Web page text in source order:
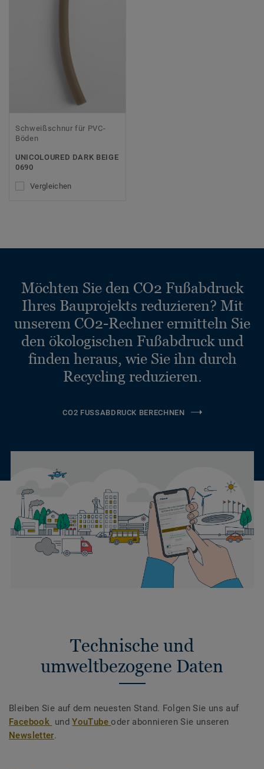
Schweißschnur für PVC-
Böden
UNICOLOURED DARK BEIGE
0690
Vergleichen
Möchten Sie den CO2 Fußabdruck
Ihres Bauprojekts reduzieren? Mit
unserem CO2-Rechner ermitteln Sie
den ökologischen Fußabdruck und
finden heraus, wie Sie ihn durch
Recycling reduzieren.
CO2 FUSSABDRUCK BERECHNEN
Technische und
umweltbezogene Daten
Bleiben Sie auf dem neuesten Stand. Folgen Sie uns auf
Facebook undYouTubeoder abonnieren Sie unseren
Newsletter.